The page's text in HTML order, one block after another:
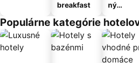
breakfast
ný
Populárne kategórie